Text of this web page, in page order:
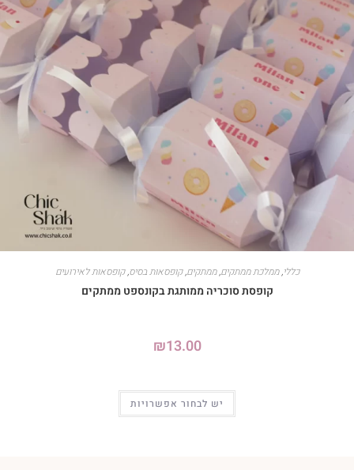
כללי,ממלכת ממתקים,ממתקים,קופסאות בסיס,קופסאות לאירועים
קופסת סוכריה ממותגת בקונספט ממתקים
₪13.00
יש לבחור אפשרויות